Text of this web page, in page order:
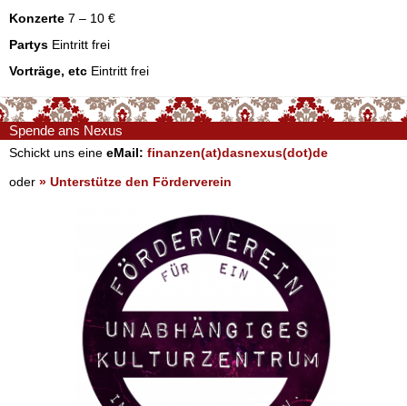
Konzerte 7 – 10 €
Partys Eintritt frei
Vorträge, etc Eintritt frei
Spende ans Nexus
Schickt uns eine eMail: finanzen(at)dasnexus(dot)de
oder » Unterstütze den Förderverein